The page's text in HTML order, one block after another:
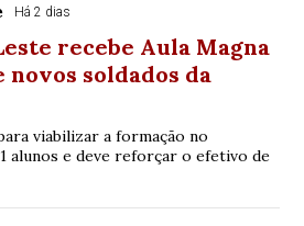
Há 2 dias
recebe Aula Magna
novos soldados da
viabilizar a formação no
alunos e deve reforçar o efetivo de